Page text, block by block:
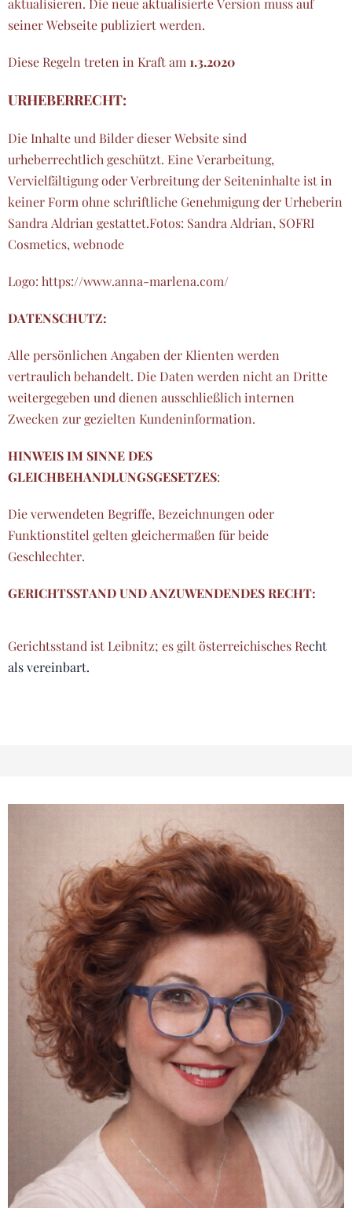
aktualisieren. Die neue aktualisierte Version muss auf
seiner Webseite publiziert werden.
Diese Regeln treten in Kraft am 1.3.2020
URHEBERRECHT:
Die Inhalte und Bilder dieser Website sind
urheberrechtlich geschützt. Eine Verarbeitung,
Vervielfältigung oder Verbreitung der Seiteninhalte ist in
keiner Form ohne schriftliche Genehmigung der Urheberin
Sandra Aldrian gestattet.Fotos: Sandra Aldrian, SOFRI
Cosmetics, webnode
Logo: https://www.anna-marlena.com/
DATENSCHUTZ:
Alle persönlichen Angaben der Klienten werden
vertraulich behandelt. Die Daten werden nicht an Dritte
weitergegeben und dienen ausschließlich internen
Zwecken zur gezielten Kundeninformation.
HINWEIS IM SINNE DES
GLEICHBEHANDLUNGSGESETZES:
Die verwendeten Begriffe, Bezeichnungen oder
Funktionstitel gelten gleichermaßen für beide
Geschlechter.
GERICHTSSTAND UND ANZUWENDENDES RECHT:
Gerichtsstand ist Leibnitz; es gilt österreichisches Recht
als vereinbart.